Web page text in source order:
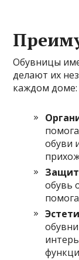
Обувницы
делают их
каждом доме:
обуви
обувь